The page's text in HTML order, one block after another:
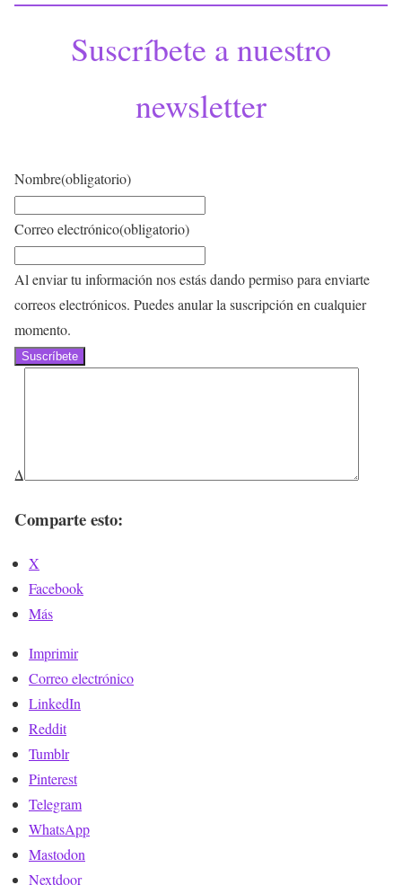
Suscríbete a nuestro
newsletter
Nombre(obligatorio)
Correo electrónico(obligatorio)
Al enviar tu información nos estás dando permiso para enviarte
correos electrónicos. Puedes anular la suscripción en cualquier
momento.
Suscríbete
Δ
Comparte esto:
X
Facebook
Más
Imprimir
Correo electrónico
LinkedIn
Reddit
Tumblr
Pinterest
Telegram
WhatsApp
Mastodon
Nextdoor